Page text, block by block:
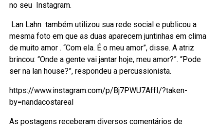
no seu Instagram.
Lan Lahn também utilizou sua rede social e publicou a
mesma foto em que as duas aparecem juntinhas em clima
de muito amor . “Com ela. É o meu amor”, disse. A atriz
brincou: “Onde a gente vai jantar hoje, meu amor?”. “Pode
ser na lan house?”, respondeu a percussionista.
https://www.instagram.com/p/Bj7PWU7AffI/?taken-
by=nandacostareal
As postagens receberam diversos comentários de